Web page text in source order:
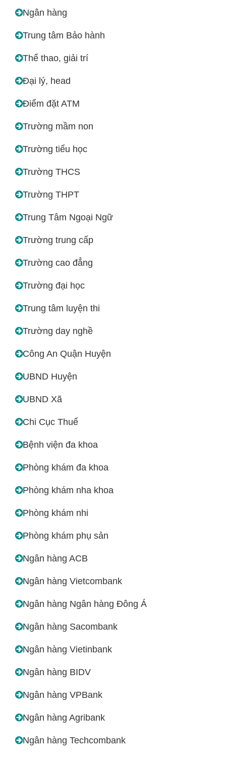
Ngân hàng
Trung tâm Bảo hành
Thể thao, giải trí
Đại lý, head
Điểm đặt ATM
Trường mầm non
Trường tiểu học
Trường THCS
Trường THPT
Trung Tâm Ngoại Ngữ
Trường trung cấp
Trường cao đẳng
Trường đại học
Trung tâm luyện thi
Trường day nghề
Công An Quận Huyện
UBND Huyện
UBND Xã
Chi Cục Thuế
Bệnh viện đa khoa
Phòng khám đa khoa
Phòng khám nha khoa
Phòng khám nhi
Phòng khám phụ sản
Ngân hàng ACB
Ngân hàng Vietcombank
Ngân hàng Ngân hàng Đông Á
Ngân hàng Sacombank
Ngân hàng Vietinbank
Ngân hàng BIDV
Ngân hàng VPBank
Ngân hàng Agribank
Ngân hàng Techcombank